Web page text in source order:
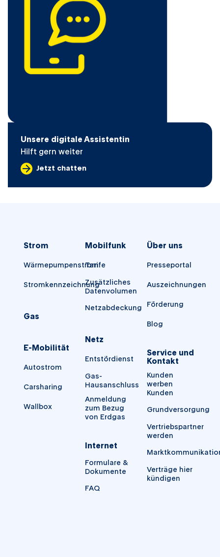
Unsere digitale Assistentin
Hilft gern weiter
Jetzt chatten
Strom
Wärmepumpenstrom
Stromkennzeichnung
Gas
E-Mobilität
Autostrom
Carsharing
Wallbox
Mobilfunk
Tarife
Zusätzliches
Datenvolumen
Netzabdeckung
Netz
Entstördienst
Gas-
Hausanschluss
Anmeldung
zum Bezug
von Erdgas
Internet
Formulare &
Dokumente
FAQ
Über uns
Presseportal
Auszeichnungen
Förderung
Blog
Service und
Kontakt
Kunden
werben
Kunden
Grundversorgung
Vertriebspartner
werden
Verträge hier
kündigen